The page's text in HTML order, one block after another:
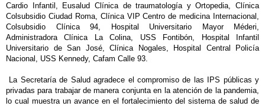
Cardio Infantil, Eusalud Clínica de traumatología y Ortopedia, Clínica
Colsubsidio Ciudad Roma, Clínica VIP Centro de medicina Internacional,
Colsubsidio Clínica 94, Hospital Universitario Mayor Méderi,
Administradora Clínica La Colina, USS Fontibón, Hospital Infantil
Universitario de San José, Clínica Nogales, Hospital Central Policía
Nacional, USS Kennedy, Cafam Calle 93.
La Secretaría de Salud agradece el compromiso de las IPS públicas y
privadas para trabajar de manera conjunta en la atención de la pandemia,
lo cual muestra un avance en el fortalecimiento del sistema de salud de